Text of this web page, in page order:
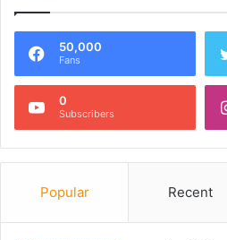
50,000
Fans
0
Subscribers
Popular Recent